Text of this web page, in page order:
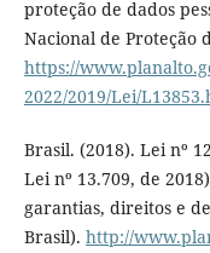
proteção de dados
Nacional de Proteção
https://
2022/2019/Lei/
Brasil. (2018). Lei nº
Lei nº 13.709, de
garantias, direitos e
Brasil). http://